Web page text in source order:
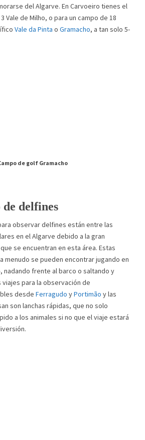
del Algarve. En Carvoeiro tienes el
Vale de Milho, o para un campo de 18
Vale da Pinta o Gramacho, a tan solo 5-
de golf Gramacho
delfines
observar delfines están entre las
en el Algarve debido a la gran
se encuentran en esta área. Estas
menudo se pueden encontrar jugando en
nadando frente al barco o saltando y
para la observación de
desde Ferragudo yPortimão y las
son lanchas rápidas, que no solo
a los animales si no que el viaje estará